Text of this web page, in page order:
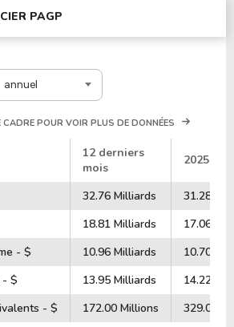
PAGP
annuel
CADRE POUR VOIR PLUS DE DONNÉES
12 derniers
mois
2025
32.76 Milliards
31.28
18.81 Milliards
17.06
- $
10.96 Milliards
10.70
- $
13.95 Milliards
14.22
- $
172.00 Millions 329.00